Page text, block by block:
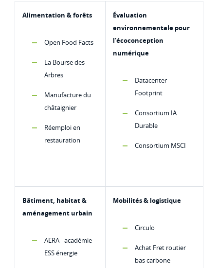
Alimentation & forêts
Open Food Facts
La Bourse des
Arbres
Manufacture du
châtaignier
Réemploi en
restauration
Évaluation
environnementale pour
l'écoconception
numérique
Datacenter
Footprint
Consortium IA
Durable
Consortium MSCI
Bâtiment, habitat &
aménagement urbain
AERA - académie
ESS énergie
Mobilités & logistique
Circulo
Achat Fret routier
bas carbone